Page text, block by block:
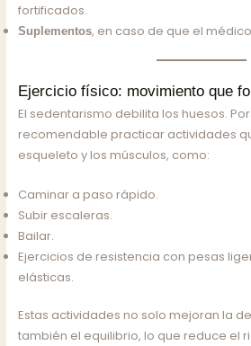
fortificados.
Suplementos, en caso de que el
Ejercicio físico: movimiento que
El sedentarismo debilita los huesos.
recomendable practicar actividades
esqueleto y los músculos, como:
Caminar a paso rápido.
Subir escaleras.
Bailar.
Ejercicios de resistencia con pesas
elásticas.
Estas actividades no solo mejoran la
también el equilibrio, lo que reduce el